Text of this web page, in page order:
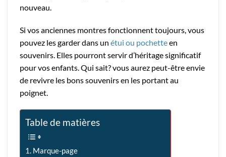
nouveau.
Si vos anciennes montres fonctionnent toujours, vous
pouvez les garder dans un étui ou pochetteen
souvenirs. Elles pourront servir d’héritage significatif
pour vos enfants. Qui sait? vous aurez peut-être envie
de revivre les bons souvenirs en les portant au
poignet.
Table de matières
Marque-page